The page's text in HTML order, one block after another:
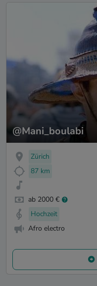
@Mani_boulabi
Zürich
87 km
ab 2000 €
Hochzeit
Afro electro